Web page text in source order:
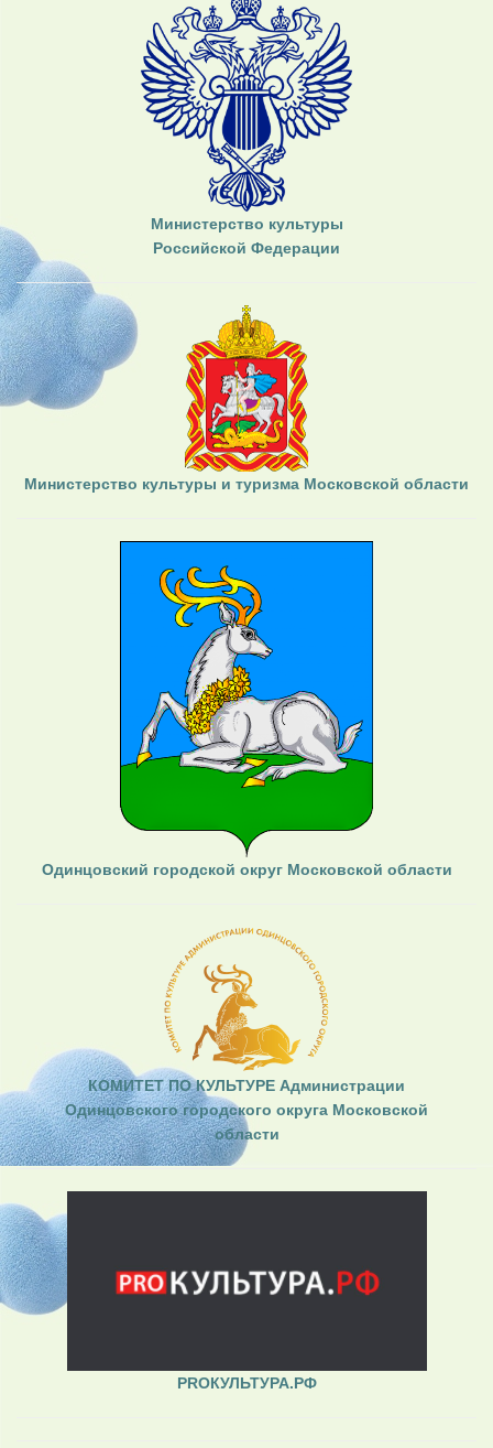
Министерство культуры
Российской Федерации
Министерство культуры и туризма Московской области
Одинцовский городской округ Московской области
КОМИТЕТ ПО КУЛЬТУРЕ Администрации
Одинцовского городского округа Московской
области
PROКУЛЬТУРА.РФ